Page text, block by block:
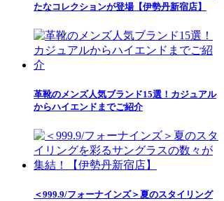
たなコレクションが登場【伊勢丹新宿店】
革靴のメンズ人気ブランド15選！カジュアル
からハイエンドまでご紹介
＜999.9/フォーナインズ＞夏のスタイリング